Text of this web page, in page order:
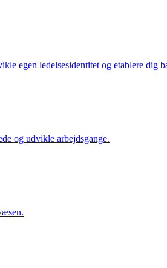
egen ledelsesidentitet og etablere dig
og udvikle arbejdsgange.